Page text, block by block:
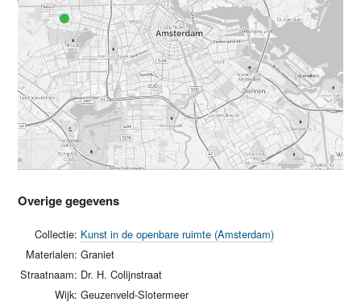
Overige gegevens
Collectie: Kunst in de openbare ruimte (Amsterdam)
Materialen: Graniet
Straatnaam: Dr. H. Colijnstraat
Wijk: Geuzenveld-Slotermeer